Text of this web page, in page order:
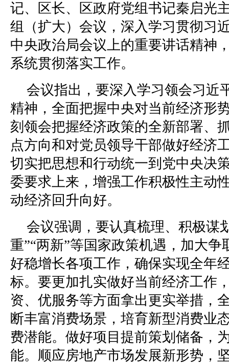
记、区长、区政府党组书记秦启光
组（扩大）会议，深入学习贯彻习
中央政治局会议上的重要讲话精神
系统贯彻落实工作。
会议指出，要深入学习领会习近
精神，全面把握中央对当前经济形
刻领会把握经济政策的全新部署、
点方向和对党员领导干部做好经济
切实把思想和行动统一到党中央决
委要求上来，增强工作积极性主动
动经济回升向好。
会议强调，要认真梳理、积极谋
重”“两新”等国家政策机遇，加大争
好稳增长各项工作，确保实现全年
标。要更加扎实做好当前经济工作
资、优服务等方面拿出更实举措，
断丰富消费场景，培育新型消费业
费潜能。做好项目提前策划储备，
能。顺应房地产市场发展新形势，